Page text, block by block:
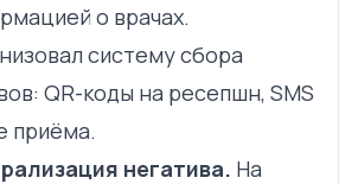
о врачах.
систему сбора
QR-коды на ресепшн, SMS
приёма.
негатива. На